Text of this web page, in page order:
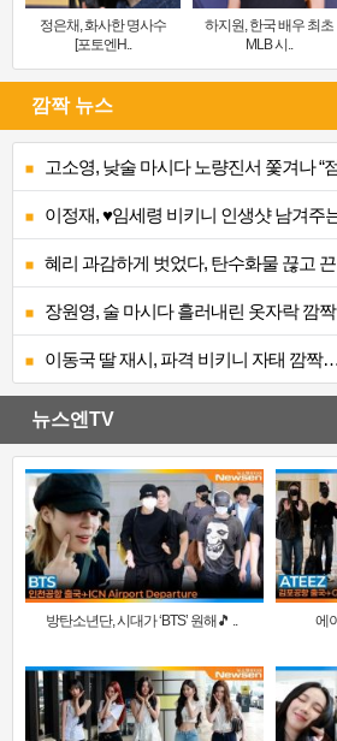
정은채, 화사한 명사수
[포토엔H..
하지원, 한국 배우 최초
MLB 시..
깜짝 뉴스
고소영, 낮술 마시다 노량진서 쫓겨나 “
이정재, ♥임세령 비키니 인생샷 남겨주
혜리 과감하게 벗었다, 탄수화물 끊고
장원영, 술 마시다 흘러내린 옷자락 깜
이동국 딸 재시, 파격 비키니 자태 깜짝
뉴스엔TV
방탄소년단, 시대가 ‘BTS’ 원해🎵 .. 에